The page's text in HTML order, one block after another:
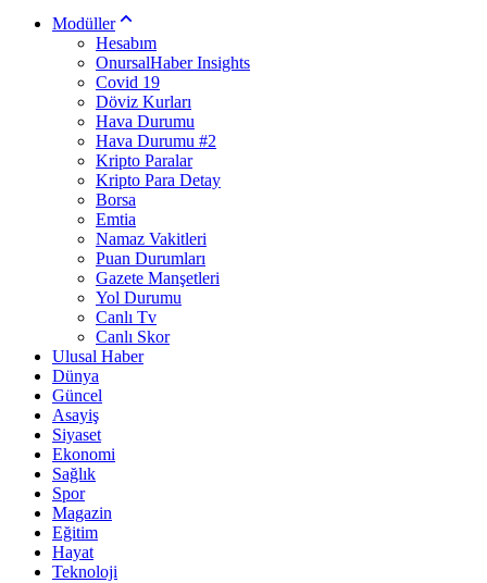
Modüller
Hesabım
OnursalHaber Insights
Covid 19
Döviz Kurları
Hava Durumu
Hava Durumu #2
Kripto Paralar
Kripto Para Detay
Borsa
Emtia
Namaz Vakitleri
Puan Durumları
Gazete Manşetleri
Yol Durumu
Canlı Tv
Canlı Skor
Ulusal Haber
Dünya
Güncel
Asayiş
Siyaset
Ekonomi
Sağlık
Spor
Magazin
Eğitim
Hayat
Teknoloji